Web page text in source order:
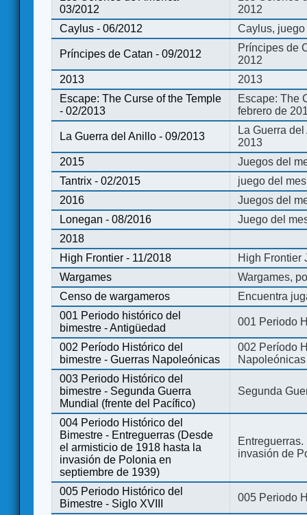
03/2012
2012
Caylus - 06/2012
Caylus,
Príncipes de Catan - 09/2012
Príncipes de
2012
2013
2013
Escape: The Curse of the Temple
- 02/2013
Escape: The
febrero de
La Guerra del Anillo - 09/2013
La Guerra
2013
2015
Juegos del
Tantrix - 02/2015
juego del
2016
Juegos del
Lonegan - 08/2016
Juego del
2018
High Frontier - 11/2018
High Frontier
Wargames
Wargames,
Censo de wargameros
Encuentra
001 Periodo histórico del
bimestre - Antigüedad
001 Periodo
002 Período Histórico del
bimestre - Guerras Napoleónicas
002 Período
Napoleónicas
003 Periodo Histórico del
bimestre - Segunda Guerra
Mundial (frente del Pacífico)
Segunda
004 Periodo Histórico del
Bimestre - Entreguerras (Desde
el armisticio de 1918 hasta la
invasión de Polonia en
septiembre de 1939)
invasión de
005 Periodo Histórico del
Bimestre - Siglo XVIII
005 Periodo